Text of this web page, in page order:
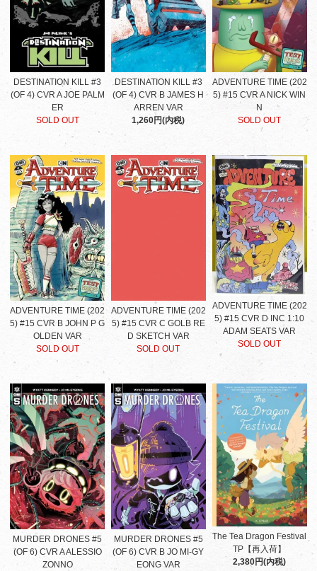
DESTINATION KILL #3
(OF 4) CVR A JOE PALM
ER
SOLD OUT
DESTINATION KILL #3
(OF 4) CVR B JAMES H
ARREN VAR
1,260円(内税)
ADVENTURE TIME (202
5) #15 CVR A NICK WIN
N
SOLD OUT
ADVENTURE TIME (202
5) #15 CVR B JOHN P G
OLDEN VAR
SOLD OUT
ADVENTURE TIME (202
5) #15 CVR C GOLB RE
D SKETCH VAR
SOLD OUT
ADVENTURE TIME (202
5) #15 CVR D INC 1:10
ADAM SEATS VAR
SOLD OUT
MURDER DRONES #5
(OF 6) CVR A ALESSIO
ZONNO
MURDER DRONES #5
(OF 6) CVR B JO MI-GY
EONG VAR
The Tea Dragon Festival
TP【再入荷】
2,380円(内税)